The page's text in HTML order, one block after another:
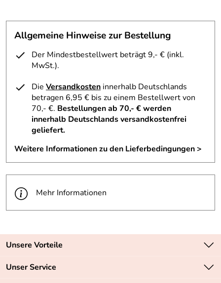
Allgemeine Hinweise zur Bestellung
Der Mindestbestellwert beträgt 9,- € (inkl.
MwSt.).
Die Versandkosten innerhalb Deutschlands
betragen 6,95 € bis zu einem Bestellwert von
70,- €. Bestellungen ab 70,- € werden
innerhalb Deutschlands versandkostenfrei
geliefert.
Weitere Informationen zu den Lieferbedingungen >
Mehr Informationen
Unsere Vorteile
Zahlungsarten: Vorkasse, PayPal, PayPal Express
Unser Service